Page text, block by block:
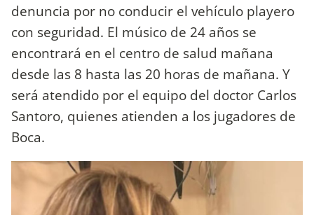
denuncia por no conducir el vehículo playero
con seguridad. El músico de 24 años se
encontrará en el centro de salud mañana
desde las 8 hasta las 20 horas de mañana. Y
será atendido por el equipo del doctor Carlos
Santoro, quienes atienden a los jugadores de
Boca.